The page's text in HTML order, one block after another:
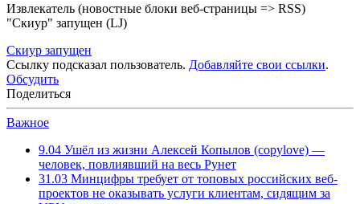
Извлекатель (новостные блоки веб-страницы => RSS)
"Скиур" запущен (LJ)
Скиур запущен
Ссылку подсказал пользователь. Добавляйте свои ссылки.
Обсудить
Поделиться
Важное
9.04 Ушёл из жизни Алексей Копылов (copylove) —
человек, повлиявший на весь Рунет
31.03 Минцифры требует от топовых российских веб-
проектов не оказывать услуги клиентам, сидящим за